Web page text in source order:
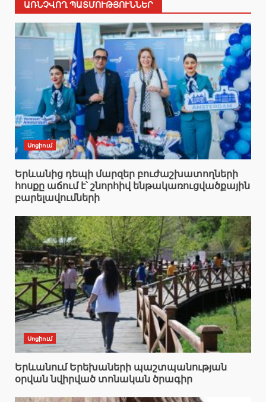
ԱՌՆՉՎՈՂ ՊԱՏՄՈՒԹՅՈՒՆՆԵՐ
Սոցիում
Երևանից դեպի մարզեր բուժաշխատողների
հոսքը աճում է՝ շնորհիվ ենթակառուցվածքային
բարելավումների
Սոցիում
Երևանում Երեխաների պաշտպանության
օրվան նվիրված տոնական ծրագիր